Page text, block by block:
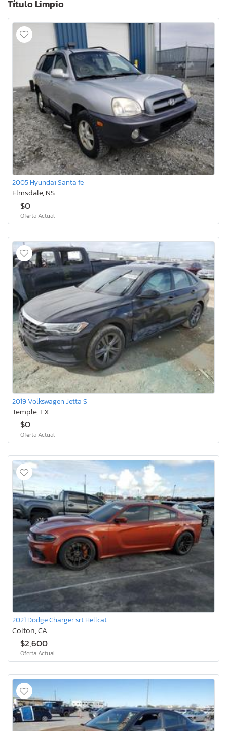
Título Limpio
2005 Hyundai Santa fe
Elmsdale, NS
$0
Oferta Actual
2019 Volkswagen Jetta S
Temple, TX
$0
Oferta Actual
2021 Dodge Charger srt Hellcat
Colton, CA
$2,600
Oferta Actual